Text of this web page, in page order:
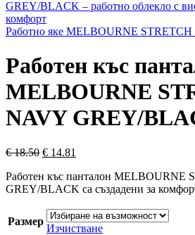
€ 18.50.€ 14.81.
Работно яке MELBOURNE
Работен къс
MELBOURNE
NAVY GREY/
€18.50 Original
was:
€ 18.50.
€ 14.81
е:
€ 14.81.
Работен къс панталон MELBOURNE
GREY/BLACK са създадени за
Размер
Изчистване